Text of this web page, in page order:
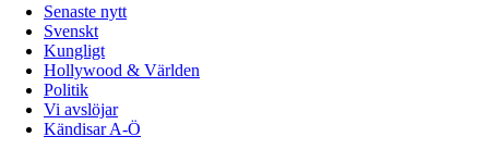
Senaste nytt
Svenskt
Kungligt
Hollywood & Världen
Politik
Vi avslöjar
Kändisar A-Ö